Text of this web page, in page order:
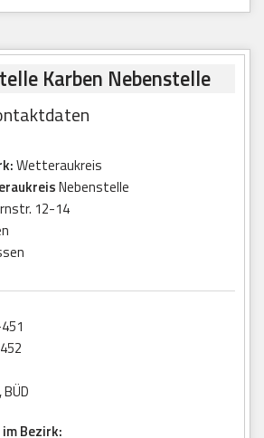
Karben Nebenstelle
Wetteraukreis
Nebenstelle
12-14
BÜD
Bezirk: